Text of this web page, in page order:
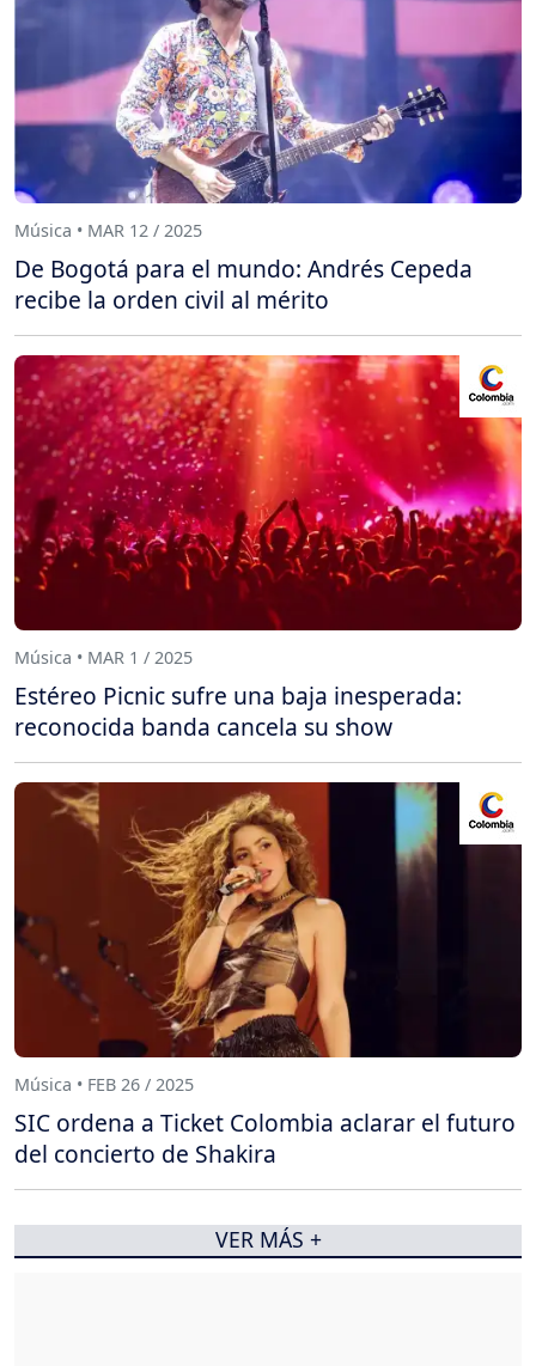
Música • MAR 12 / 2025
De Bogotá para el mundo: Andrés Cepeda
recibe la orden civil al mérito
Música • MAR 1 / 2025
Estéreo Picnic sufre una baja inesperada:
reconocida banda cancela su show
Música • FEB 26 / 2025
SIC ordena a Ticket Colombia aclarar el futuro
del concierto de Shakira
VER MÁS +